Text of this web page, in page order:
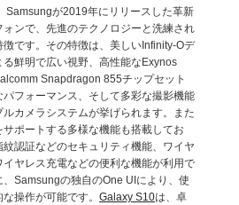
Samsungが2019年にリリースした革新
ォンで、先進のテクノロジーと洗練され
徴です。その特徴は、美しいInfinity-Oデ
る鮮明で広い視野、高性能なExynos
Snapdragon 855チップセット
パフォーマンス、そして多彩な撮影機能
ルカメラシステムが挙げられます。また
サポートする多様な機能も搭載してお
紋認証などのセキュリティ機能、ワイヤ
イヤレス充電などの便利な機能が利用で
、Samsungの独自のOne UIにより、使
操作が可能です。 Galaxy S10は、卓